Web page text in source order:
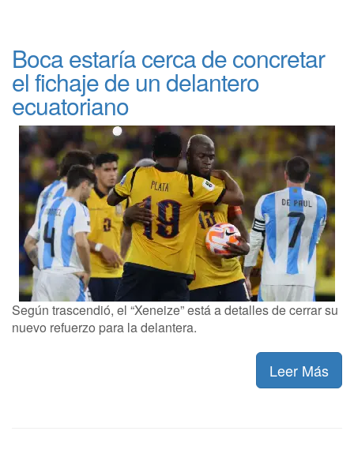
Boca estaría cerca de concretar
el fichaje de un delantero
ecuatoriano
Según trascendió, el “Xeneize” está a detalles de cerrar su
nuevo refuerzo para la delantera.
Leer Más